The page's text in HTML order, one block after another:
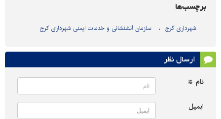
برچسب‌ها
شهرداری کرج سازمان آتشنشانی و خدمات ایمنی شهرداری کرج
ارسال نظر
نام *
ایمیل